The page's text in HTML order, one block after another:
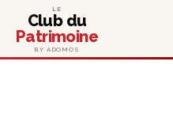
LE
Club du
Patrimoine
BY ADOMOS